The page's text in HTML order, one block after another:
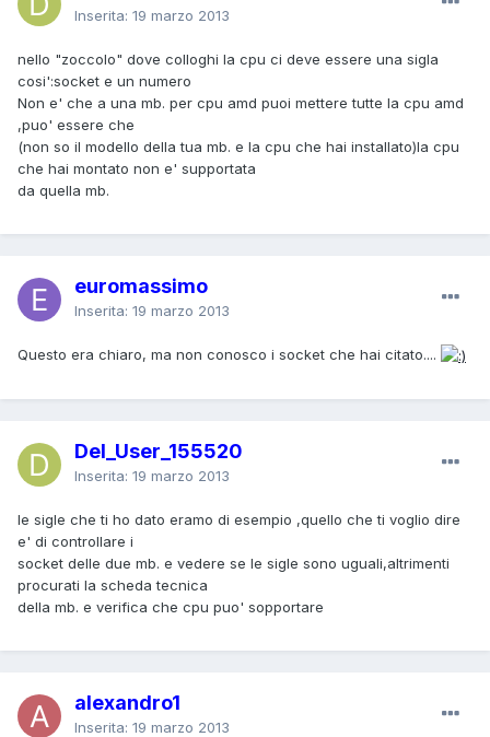
Inserita: 19 marzo 2013
nello "zoccolo" dove colloghi la cpu ci deve essere una sigla
cosi':socket e un numero
Non e' che a una mb. per cpu amd puoi mettere tutte la cpu amd
,puo' essere che
(non so il modello della tua mb. e la cpu che hai installato)la cpu
che hai montato non e' supportata
da quella mb.
euromassimo
Inserita: 19 marzo 2013
Questo era chiaro, ma non conosco i socket che hai citato....
Del_User_155520
Inserita: 19 marzo 2013
le sigle che ti ho dato eramo di esempio ,quello che ti voglio dire
e' di controllare i
socket delle due mb. e vedere se le sigle sono uguali,altrimenti
procurati la scheda tecnica
della mb. e verifica che cpu puo' sopportare
alexandro1
Inserita: 19 marzo 2013